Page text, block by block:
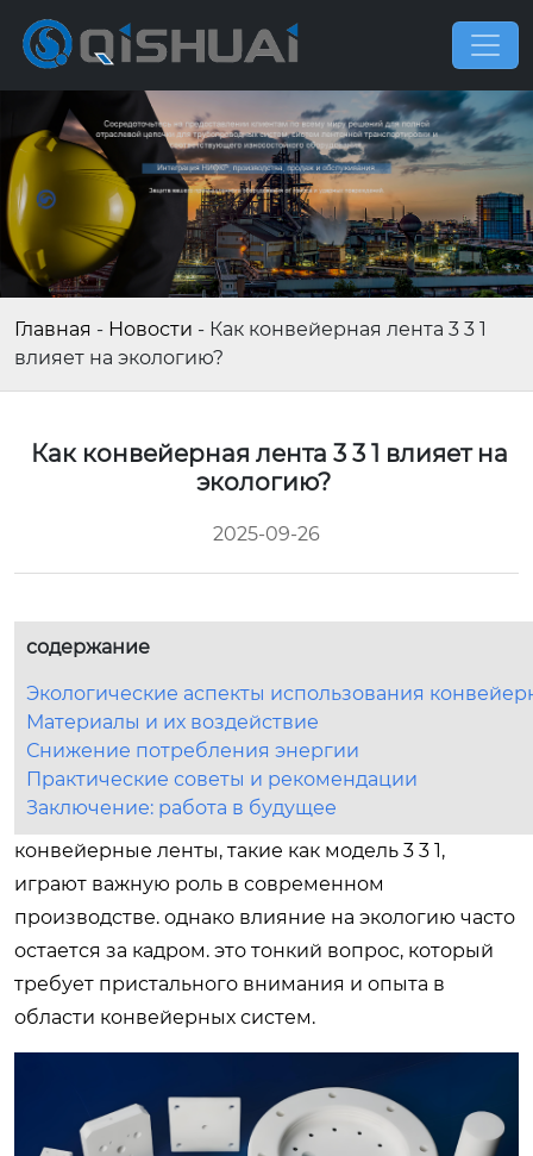
Главная - Новости - Как конвейерная лента 3 3 1
влияет на экологию?
Как конвейерная лента 3 3 1 влияет на
экологию?
2025-09-26
содержание
Экологические аспекты использования
Материалы и их воздействие
Снижение потребления энергии
Практические советы и рекомендации
Заключение: работа в будущее
конвейерные ленты, такие как модель 3 3 1,
играют важную роль в современном
производстве. однако влияние на экологию часто
остается за кадром. это тонкий вопрос, который
требует пристального внимания и опыта в
области конвейерных систем.